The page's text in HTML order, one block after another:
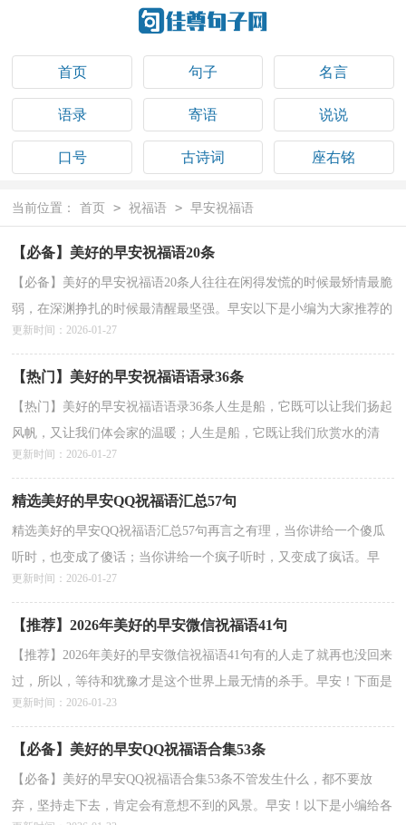
首页 句子 名言
语录 寄语 说说
口号 古诗词 座右铭
祝福语
当前位置： 首页 > 祝福语 > 早安祝福语
【必备】美好的早安祝福语20条
【必备】美好的早安祝福语20条人往往在闲得发慌的时候最矫情最脆
弱，在深渊挣扎的时候最清醒最坚强。早安以下是小编为大家推荐的
美好的早安祝福语20条,一起来欣赏吧。1、疼一...
更新时间：2026-01-27
【热门】美好的早安祝福语语录36条
【热门】美好的早安祝福语语录36条人生是船，它既可以让我们扬起
风帆，又让我们体会家的温暖；人生是船，它既让我们欣赏水的清
澈，又让我们感受阳光的怀抱；人生是船，温馨的大海是我家，远...
更新时间：2026-01-27
精选美好的早安QQ祝福语汇总57句
精选美好的早安QQ祝福语汇总57句再言之有理，当你讲给一个傻瓜
听时，也变成了傻话；当你讲给一个疯子听时，又变成了疯话。早
安！下面是小编为大家提供的美好的早安祝福语57句,欢迎阅...
更新时间：2026-01-27
【推荐】2026年美好的早安微信祝福语41句
【推荐】2026年美好的早安微信祝福语41句有的人走了就再也没回来
过，所以，等待和犹豫才是这个世界上最无情的杀手。早安！下面是
小编为大家整理的美好的早安祝福语41句,欢迎大家...
更新时间：2026-01-23
【必备】美好的早安QQ祝福语合集53条
【必备】美好的早安QQ祝福语合集53条不管发生什么，都不要放
弃，坚持走下去，肯定会有意想不到的风景。早安！以下是小编给各